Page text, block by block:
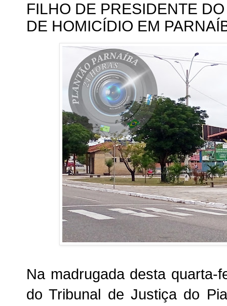
FILHO DE PRESIDENTE
DE HOMICÍDIO EM
Na madrugada desta quarta-
do Tribunal de Justiça do